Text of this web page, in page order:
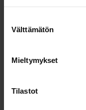
valinta
Välttämätön
Mieltymykset
Tilastot
päivärahan